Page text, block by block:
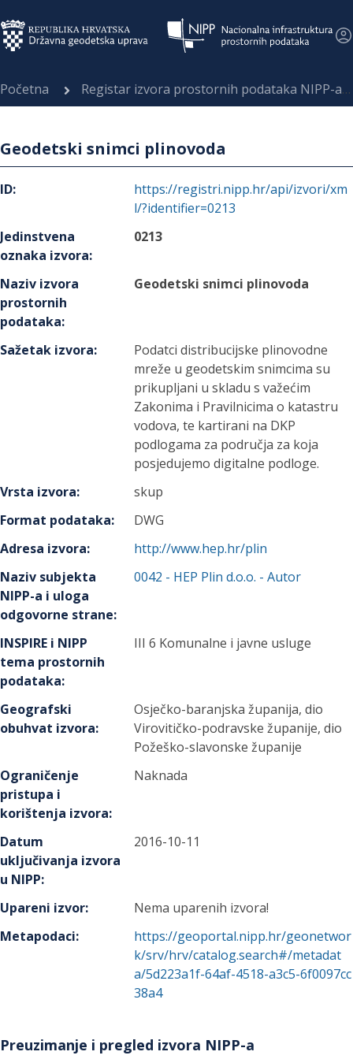
Početna Registar izvora prostornih podataka NIPP-a
Geodetski snimci plinovoda
ID:
https://registri.nipp.hr/api/izvori/xm
l/?identifier=0213
Jedinstvena
oznaka izvora:
0213
Naziv izvora
prostornih
podataka:
Geodetski snimci plinovoda
Sažetak izvora:
Podatci distribucijske plinovodne
mreže u geodetskim snimcima su
prikupljani u skladu s važećim
Zakonima i Pravilnicima o katastru
vodova, te kartirani na DKP
podlogama za područja za koja
posjedujemo digitalne podloge.
Vrsta izvora:
skup
Format podataka:
DWG
Adresa izvora:
http://www.hep.hr/plin
Naziv subjekta
NIPP-a i uloga
odgovorne strane:
0042 - HEP Plin d.o.o. - Autor
INSPIRE i NIPP
tema prostornih
podataka:
III 6 Komunalne i javne usluge
Geografski
obuhvat izvora:
Osječko-baranjska županija, dio
Virovitičko-podravske županije, dio
Požeško-slavonske županije
Ograničenje
pristupa i
korištenja izvora:
Naknada
Datum
uključivanja izvora
u NIPP:
2016-10-11
Upareni izvor:
Nema uparenih izvora!
Metapodaci:
https://geoportal.nipp.hr/geonetwor
k/srv/hrv/catalog.search#/metadat
a/5d223a1f-64af-4518-a3c5-6f0097cc
38a4
Preuzimanje i pregled izvora NIPP-a